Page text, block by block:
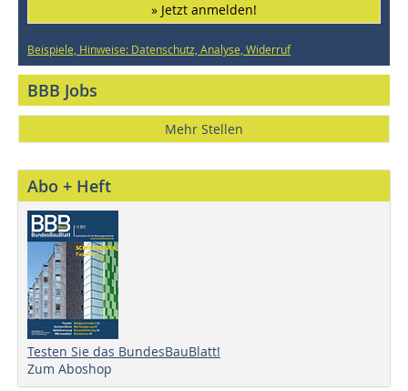
» Jetzt anmelden!
Beispiele, Hinweise: Datenschutz, Analyse, Widerruf
BBB Jobs
Mehr Stellen
Abo + Heft
Testen Sie das BundesBauBlatt!
Zum Aboshop